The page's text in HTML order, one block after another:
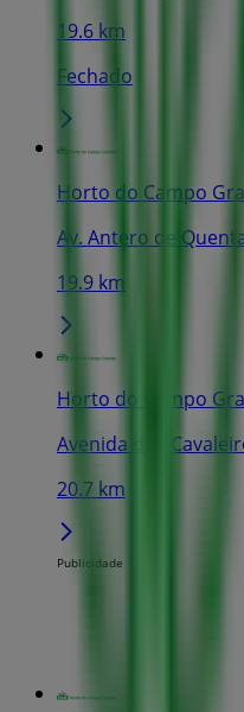
19.6 km
Fechado
Horto do Campo
Av. Antero de
19.9 km
Horto do Campo
Avenida dos
20.7 km
Publicidade